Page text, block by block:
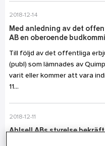
2018-12-14
Med anledning av det
AB en oberoende
Till följd av det offentliga
(publ) som lämnades av
varit eller kommer att vara
11...
2018-12-11
Ahlsell ABs styrelse